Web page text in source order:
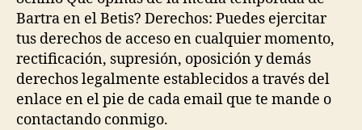
Bartra en el Betis? Derechos: Puedes ejercitar
tus derechos de acceso en cualquier momento,
rectificación, supresión, oposición y demás
derechos legalmente establecidos a través del
enlace en el pie de cada email que te mande o
contactando conmigo.